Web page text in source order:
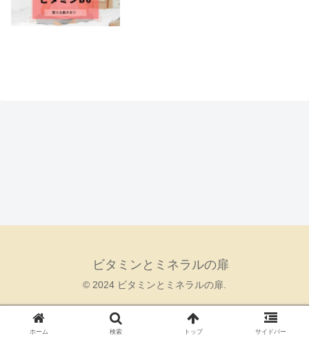
ビタミンとミネラルの扉
© 2024 ビタミンとミネラルの扉.
ホーム 検索 トップ サイドバー